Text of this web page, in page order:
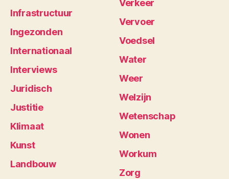
Infrastructuur
Ingezonden
Internationaal
Interviews
Juridisch
Justitie
Klimaat
Kunst
Landbouw
Verkeer
Vervoer
Voedsel
Water
Weer
Welzijn
Wetenschap
Wonen
Workum
Zorg